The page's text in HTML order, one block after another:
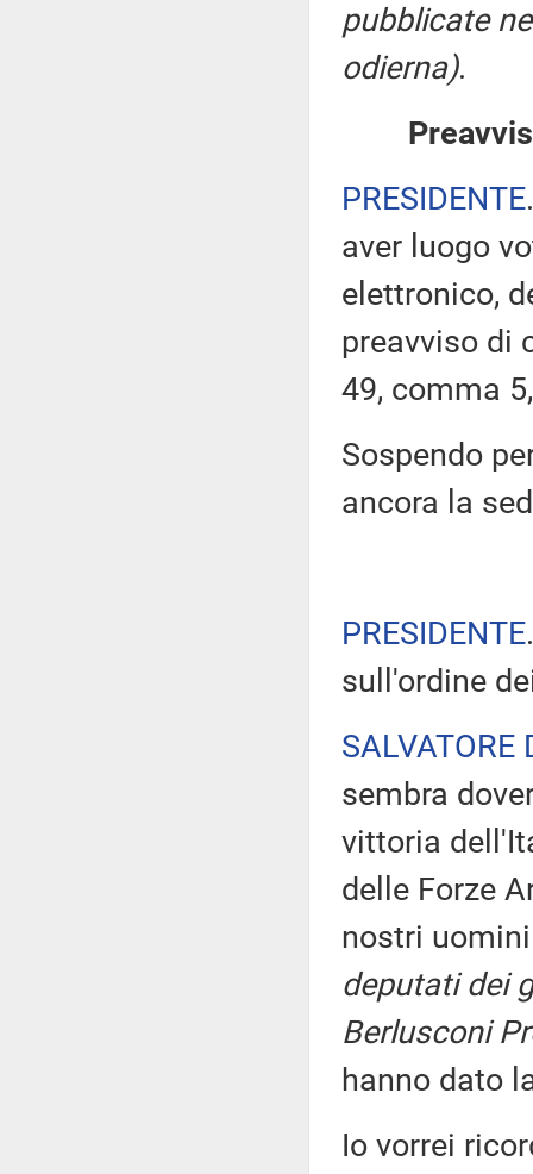
pubblicate
odierna).
PRESIDENTE
aver luogo
elettronico,
preavviso di
49, comma
Sospendo
ancora la
PRESIDENTE
sull'ordine
SALVATORE
sembra
vittoria
delle Forze
nostri
deputati dei
Berlusconi
hanno dato
Io vorrei